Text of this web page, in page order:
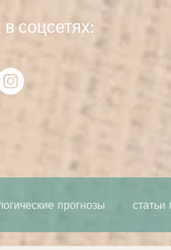
соцсетях:
прогнозы статьи